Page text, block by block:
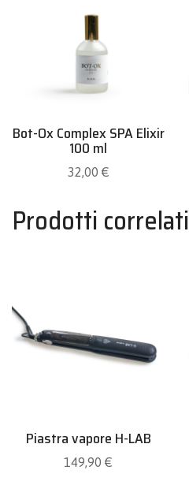
Bot-Ox Complex SPA Elixir
100 ml
32,00 €
Prodotti correlati
Piastra vapore H-LAB
149,90 €